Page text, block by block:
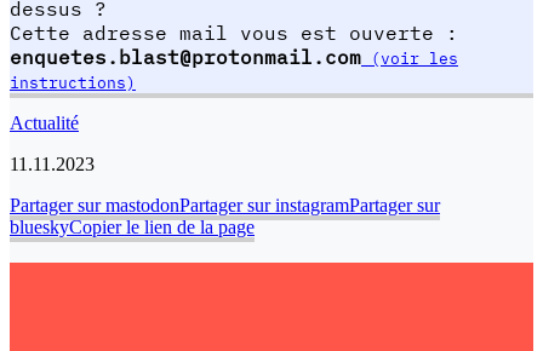
dessus ?
Cette adresse mail vous est ouverte :
enquetes.blast@protonmail.com (voir les
instructions)
Actualité
11.11.2023
Partager sur mastodonPartager sur instagramPartager sur
blueskyCopier le lien de la page